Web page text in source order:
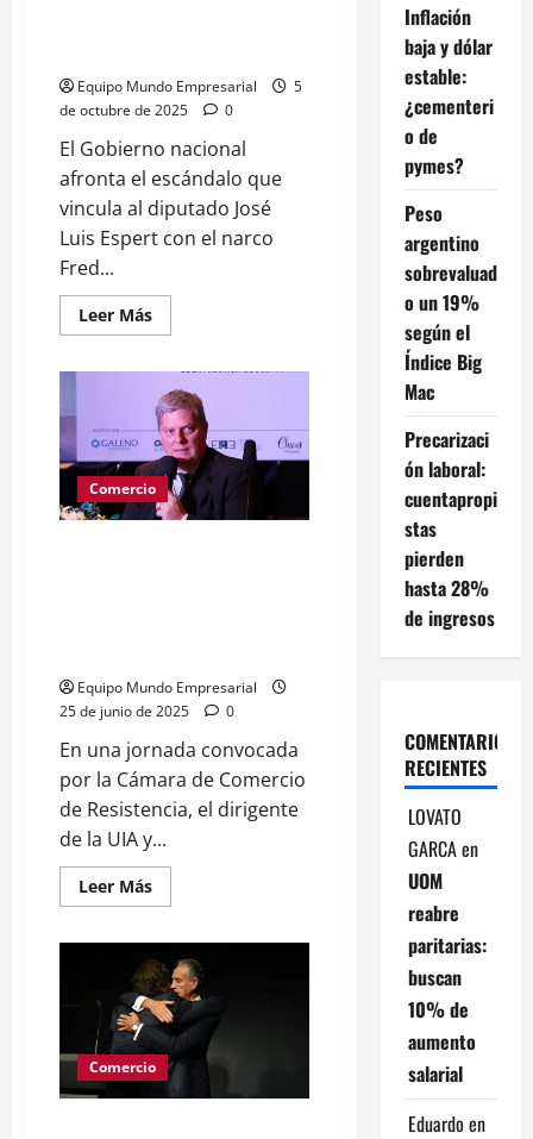
Equipo Mundo Empresarial
5
de octubre de 2025
0
El Gobierno nacional
afronta el escándalo que
vincula al diputado José
Luis Espert con el narco
Fred...
Leer MásLeer
más
Ocupado
en
la
gestión:
Milei
ensaya
con
su
banda
Comercio
Equipo Mundo Empresarial
25 de junio de 2025
0
En una jornada convocada
por la Cámara de Comercio
de Resistencia, el dirigente
de la UIA y...
Leer MásLeer
más
Zurzolo
de
la
UIA
"reclamó
al
gobierno
menos
impuestos
Comercio
Inflación
baja y dólar
estable:
¿cementeri
o de
pymes?
Peso
argentino
sobrevaluad
o un 19%
según el
Índice Big
Mac
Precarizaci
ón laboral:
cuentapropi
stas
pierden
hasta 28%
de ingresos
COMENTARIOS
RECIENTES
LOVATO
GARCAen
UOM
reabre
paritarias:
buscan
10% de
aumento
salarial
Eduardo en